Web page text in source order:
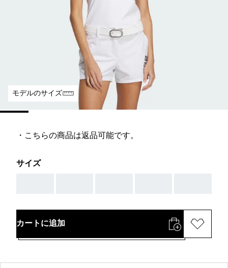
モデルのサイズ
・こちらの商品は返品可能です。
サイズ
カートに追加